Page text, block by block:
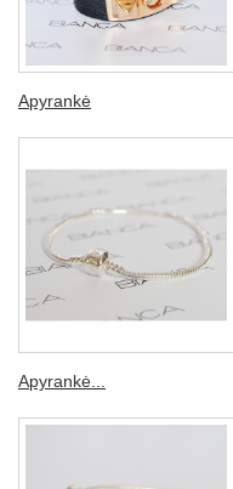
Apyrankė
Apyrankė...